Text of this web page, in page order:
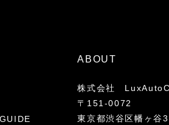
ABOUT
株式会社
〒151-0072
東京都渋谷区幡ヶ谷